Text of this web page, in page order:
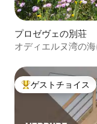
プロゼヴェの別荘
オディエルヌ湾の
大好評のゲストチ
ゲストチョイス